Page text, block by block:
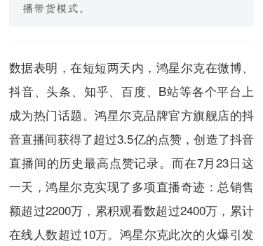
播带货模式。
数据表明，在短短两天内，鸿星尔克在微博、
抖音、头条、知乎、百度、B站等各个平台上
成为热门话题。鸿星尔克品牌官方旗舰店的抖
音直播间获得了超过3.5亿的点赞，创造了抖音
直播间的历史最高点赞记录。而在7月23日这
一天，鸿星尔克实现了多项直播奇迹：总销售
额超过2200万，累积观看数超过2400万，累计
在线人数超过10万。鸿星尔克此次的火爆引发